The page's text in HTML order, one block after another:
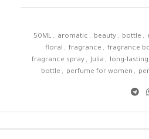
50ML , aromatic , beauty , bottle ,
floral , fragrance , fragrance
fragrance spray , Julia , long-lasting
bottle , perfume for women ,